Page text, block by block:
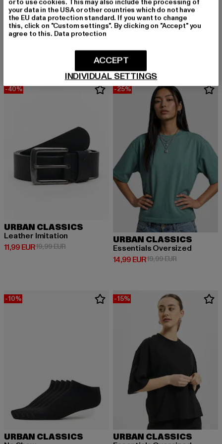
URBAN CLASSICS
Urban Classics Ladies Jersey Skort
19,13 EUR
Derzeitiger Preis: 19,13 EUR
32,99 EURAktionspreis: 32,99 EUR
URBAN CLASSICS
11,99 EUR
Derzeitiger Preis: 11,99 EUR
14,99 EUR
-40%
URBAN CLASSICS
Leather Imitation
11,99 EUR
Derzeitiger Preis: 11,99 EUR
19,99 EURAktionspreis: 19,99 EUR
-25%
URBAN CLASSICS
Essentials Oversized
14,99 EUR
Derzeitiger Preis: 14,99 EUR
19,99 EURAktionspreis:
-10%
URBAN CLASSICS
-15%
URBAN CLASSICS
or to use cookies. This may also include the processing of
your data in the USA or other countries which do not have
the EU data protection standard. If you want to change
this, click on "Custom settings". By clicking on "Accept" you
agree to this. Data protection
INDIVIDUAL SETTINGS
ACCEPT